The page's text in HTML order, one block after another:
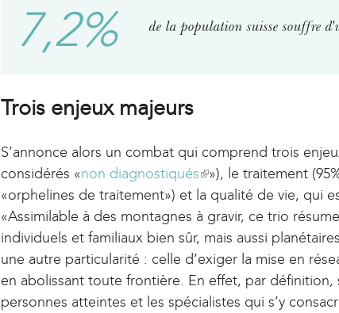
7,2% de la population suisse souffre
Trois enjeux majeurs
S’annonce alors un combat qui comprend trois
considérés «non diagnostiqués(
l
i
n
k
i
s
»), le traitement
«orphelines de traitement») et la qualité de vie, qui
«Assimilable à des montagnes à gravir, ce trio
individuels et familiaux bien sûr, mais aussi
une autre particularité : celle d’exiger la mise en
en abolissant toute frontière. En effet, par définition,
personnes atteintes et les spécialistes qui s’y